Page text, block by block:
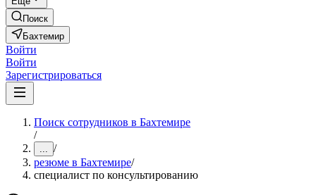
Поиск
Бахтемир
Войти
Войти
Зарегистрироваться
Поиск сотрудников в Бахтемире
/
... /
резюме в Бахтемире/
специалист по консультированию